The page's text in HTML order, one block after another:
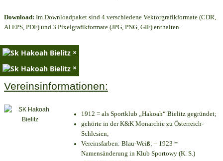
Download: Im Downloadpaket sind 4 verschiedene Vektorgrafikformate (CDR,
AI EPS, PDF) und 3 Pixelgrafikformate (JPG, PNG, GIF) enthalten.
×
×
Vereinsinformationen:
1912 = als Sportklub „Hakoah“ Bielitz gegründet;
gehörte in der K&K Monarchie zu Österreich-
Schlesien;
Vereinsfarben: Blau-Weiß; – 1923 =
Namensänderung in Klub Sportowy (K. S.)